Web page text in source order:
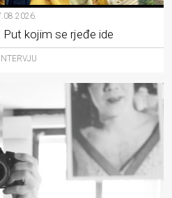
Put kojim se rjeđe ide
INTERVJU